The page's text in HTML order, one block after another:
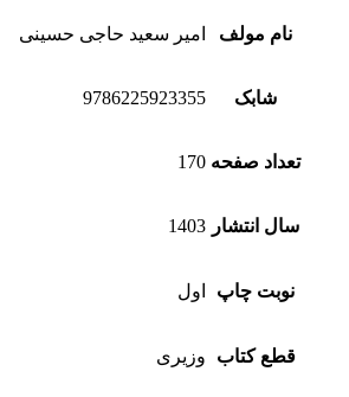
نام مولف امیر سعید حاجی حسینی
شابک 9786225923355
تعداد صفحه 170
سال انتشار 1403
نوبت چاپ اول
قطع کتاب وزیری